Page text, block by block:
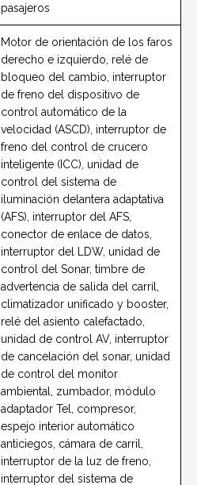
pasajeros
Motor de orientación de los faros
derecho e izquierdo, relé de
bloqueo del cambio, interruptor
de freno del dispositivo de
control automático de la
velocidad (ASCD), interruptor de
freno del control de crucero
inteligente (ICC), unidad de
control del sistema de
iluminación delantera adaptativa
(AFS), interruptor del AFS,
conector de enlace de datos,
interruptor del LDW, unidad de
control del Sonar, timbre de
advertencia de salida del carril,
climatizador unificado y booster,
relé del asiento calefactado,
unidad de control AV, interruptor
de cancelación del sonar, unidad
de control del monitor
ambiental, zumbador, módulo
adaptador Tel, compresor,
espejo interior automático
anticiegos, cámara de carril,
interruptor de la luz de freno,
interruptor del sistema de